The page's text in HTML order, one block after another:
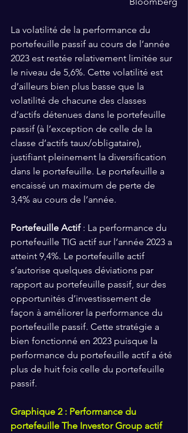
La volatilité de la performance du
portefeuille passif au cours de l’année
2023 est restée relativement limitée sur
le niveau de 5,6%. Cette volatilité est
d’ailleurs bien plus basse que la
volatilité de chacune des classes
d’actifs détenues dans le portefeuille
passif (à l’exception de celle de la
classe d’actifs taux/obligataire),
justifiant pleinement la diversification
dans le portefeuille. Le portefeuille a
encaissé un maximum de perte de
3,4% au cours de l’année.
Portefeuille Actif : La performance du
portefeuille TIG actif sur l’année 2023 a
atteint 9,4%. Le portefeuille actif
s’autorise quelques déviations par
rapport au portefeuille passif, sur des
opportunités d’investissement de
façon à améliorer la performance du
portefeuille passif. Cette stratégie a
bien fonctionné en 2023 puisque la
performance du portefeuille actif a été
plus de huit fois celle du portefeuille
passif.
Graphique 2 : Performance du
portefeuille The Investor Group actif